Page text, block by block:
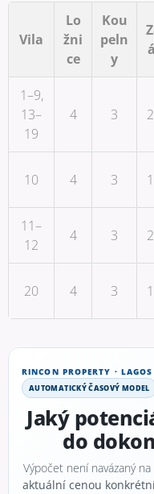
Vila
Lo
žni
ce
Kou
peln
y
1–9,
13–
19
4 3
10 4 3
11–
12
4 3
20 4 3
RINCON PROPERTY ·
AUTOMATICKÝ ČASOVÝ MODEL
Jaký
do
Výpočet není navázaný
aktuální cenou